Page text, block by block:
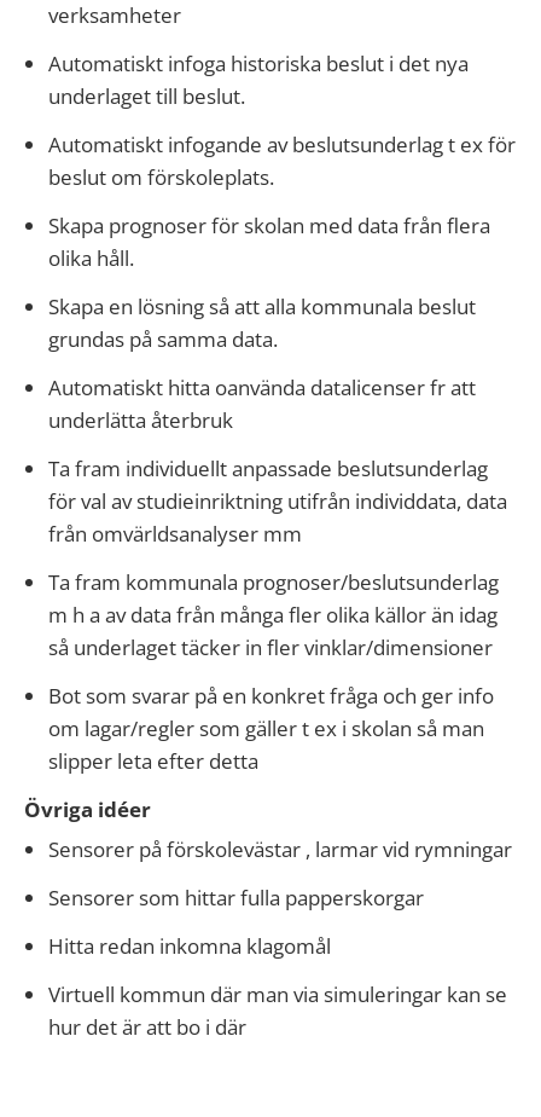
verksamheter
Automatiskt infoga historiska beslut i det nya
underlaget till beslut.
Automatiskt infogande av beslutsunderlag t ex för
beslut om förskoleplats.
Skapa prognoser för skolan med data från flera
olika håll.
Skapa en lösning så att alla kommunala beslut
grundas på samma data.
Automatiskt hitta oanvända datalicenser fr att
underlätta återbruk
Ta fram individuellt anpassade beslutsunderlag
för val av studieinriktning utifrån individdata, data
från omvärldsanalyser mm
Ta fram kommunala prognoser/beslutsunderlag
m h a av data från många fler olika källor än idag
så underlaget täcker in fler vinklar/dimensioner
Bot som svarar på en konkret fråga och ger info
om lagar/regler som gäller t ex i skolan så man
slipper leta efter detta
Övriga idéer
Sensorer på förskolevästar , larmar vid rymningar
Sensorer som hittar fulla papperskorgar
Hitta redan inkomna klagomål
Virtuell kommun där man via simuleringar kan se
hur det är att bo i där